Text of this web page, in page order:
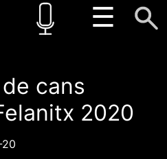
☰
cans
2020